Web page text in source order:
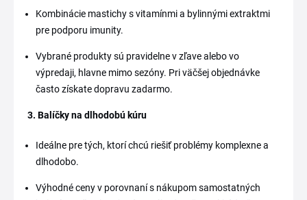
Kombinácie mastichy s vitamínmi a bylinnými extraktmi
pre podporu imunity.
Vybrané produkty sú pravidelne v zľave alebo vo
výpredaji, hlavne mimo sezóny. Pri väčšej objednávke
často získate dopravu zadarmo.
3. Balíčky na dlhodobú kúru
Ideálne pre tých, ktorí chcú riešiť problémy komplexne a
dlhodobo.
Výhodné ceny v porovnaní s nákupom samostatných